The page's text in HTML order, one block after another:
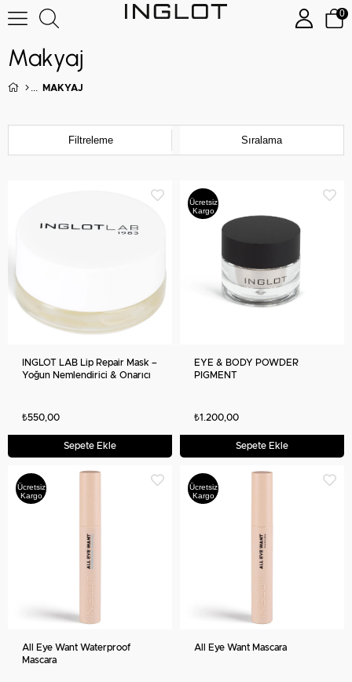
0
Makyaj
MAKYAJ
Filtreleme Sıralama
INGLOT LAB Lip Repair Mask –
Yoğun Nemlendirici & Onarıcı
₺550,00
Sepete Ekle
Ücretsiz
Kargo
EYE & BODY POWDER
PIGMENT
₺1.200,00
Sepete Ekle
Ücretsiz
Kargo
All Eye Want Waterproof
Mascara
Ücretsiz
Kargo
All Eye Want Mascara